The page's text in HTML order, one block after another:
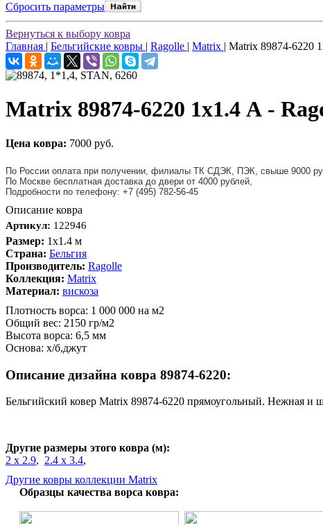
Cбросить параметры
Вернуться к выбору ковра
Главная | Бельгийские ковры | Ragolle | Matrix | Matrix 89874-6220
Matrix 89874-6220 1x1.4 А -
Цена ковра: 7000 руб.
По России оплата при получении, филиалы ТК СДЭК, ПЭК, свыше 9000
По Москве бесплатная доставка до двери от 4000 рублей,
Подробности по телефону: +7 (495) 782-56-45
Описание ковра
Артикул: 122946
Размер: 1x1.4 м
Страна: Бельгия
Производитель: Ragolle
Коллекция: Matrix
Материал: вискоза
Плотность ворса: 1 000 000 на м2
Общий вес: 2150 гр/м2
Высота ворса: 6,5 мм
Основа: х/б,джут
Описание дизайна ковра 89874-6220:
Бельгийский ковер Matrix 89874-6220 прямоугольный. Нежная и
Другие размеры этого ковра (м):
2 x 2.9, 2.4 x 3.4,
Другие ковры коллекции Matrix
Образцы качества ворса ковра: